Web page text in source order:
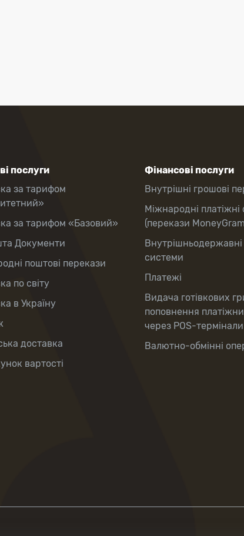
послуги
за тарифом
за тарифом «Базовий»
Документи
поштові перекази
по світу
в Україну
доставка
вартості
Фінансові послуги
Внутрішні грошові
Міжнародні
(перекази
Внутрішньодержавні
системи
Платежі
Видача готівкових
поповнення
через POS-термінали
Валютно-обмінні